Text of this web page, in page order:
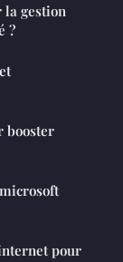
gestion
?
booster
pour